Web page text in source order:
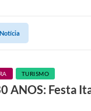
Notícia
TURISMO
ANOS: Festa